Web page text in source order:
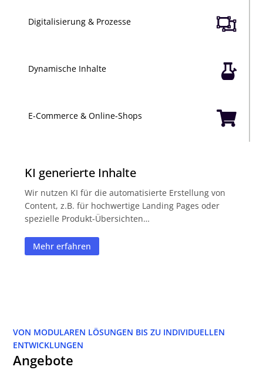

Digitalisierung & Prozesse

Dynamische Inhalte

E-Commerce & Online-Shops
KI generierte Inhalte
Wir nutzen KI für die automatisierte Erstellung von
Content, z.B. für hochwertige Landing Pages oder
spezielle Produkt-Übersichten…
Mehr erfahren
VON MODULAREN LÖSUNGEN BIS ZU INDIVIDUELLEN
ENTWICKLUNGEN
Angebote